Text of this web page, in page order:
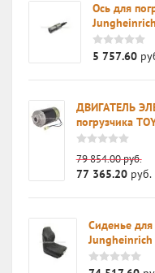
Ось для
Jungheinrich
5 757.60
ДВИГАТЕЛЬ
погрузчика
79 854.00руб.
77 365.20руб.
Сиденье
Jungheinrich